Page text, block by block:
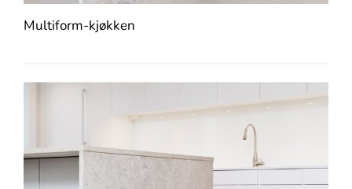
Multiform-kjøkken